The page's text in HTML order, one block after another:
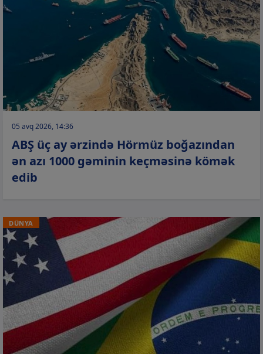
05 avq 2026, 14:36
ABŞ üç ay ərzində Hörmüz boğazından
ən azı 1000 gəminin keçməsinə kömək
edib
DÜNYA